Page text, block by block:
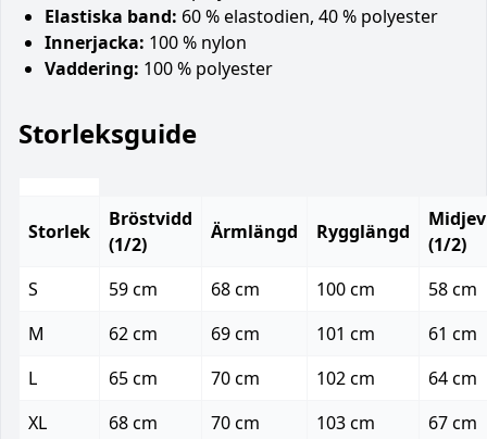
Elastiska band: 60 % elastodien, 40 % polyester
Innerjacka: 100 % nylon
Vaddering: 100 % polyester
Storleksguide
Storlek
Bröstvidd
(1/2)
Ärmlängd Rygglängd
(1/2)
S
59 cm 68 cm 100 cm
58 cm
M
62 cm 69 cm 101 cm
61 cm
L
65 cm 70 cm 102 cm
64 cm
XL
68 cm 70 cm 103 cm
67 cm